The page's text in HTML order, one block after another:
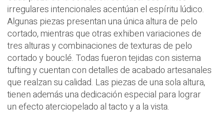
irregulares intencionales acentúan el espíritu lúdico.
Algunas piezas presentan una única altura de pelo
cortado, mientras que otras exhiben variaciones de
tres alturas y combinaciones de texturas de pelo
cortado y bouclé. Todas fueron tejidas con sistema
tufting y cuentan con detalles de acabado artesanales
que realzan su calidad. Las piezas de una sola altura,
tienen además una dedicación especial para lograr
un efecto aterciopelado al tacto y a la vista.